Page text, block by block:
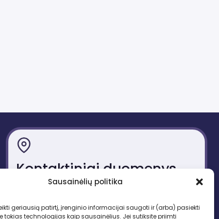
Sausainėlių politika
geriausią patirtį, įrenginio informacijai saugoti ir (arba) pasiekti
tokias technologijas kaip sausainėlius. Jei sutiksite priimti
Kontaktiniai duomenys
Tel. +370 683 95403